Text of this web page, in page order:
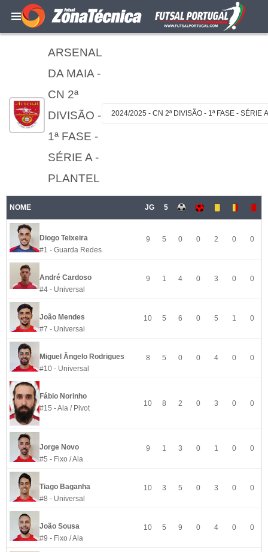
ARSENAL
DA MAIA -
CN 2ª
DIVISÃO -
1ª FASE -
SÉRIE A -
PLANTEL
2024/2025 - CN 2ª DIVISÃO - 1ª FASE - SÉRIE A
NOME JG 5
Diogo Teixeira
#1 - Guarda Redes
9 5 0 0 2 0 0
André Cardoso
#4 - Universal
9 1 4 0 3 0 0
João Mendes
#7 - Universal
10 5 6 0 5 1 0
Miguel Ângelo Rodrigues
#10 - Universal
8 5 0 0 4 0 0
Fábio Norinho
#15 - Ala / Pivot
10 8 2 0 3 0 0
Jorge Novo
#5 - Fixo / Ala
9 1 3 0 1 0 0
Tiago Baganha
#8 - Universal
10 3 5 0 3 0 0
João Sousa
#9 - Fixo / Ala
10 5 9 0 4 0 0